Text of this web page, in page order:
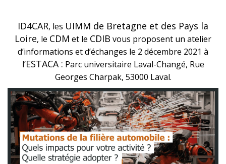
ID4CAR, les UIMM de Bretagne et des Pays la
Loire, le CDM et le CDIB vous proposent un atelier
d’informations et d’échanges le 2 décembre 2021 à
l’ESTACA : Parc universitaire Laval-Changé, Rue
Georges Charpak, 53000 Laval.